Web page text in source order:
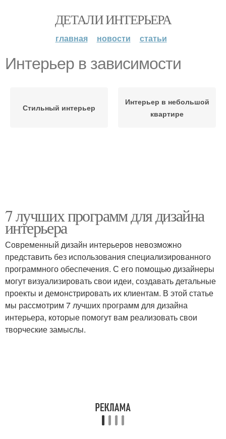
ДЕТАЛИ ИНТЕРЬЕРА
главная новости статьи
Интерьер в зависимости
Стильный интерьер
Интерьер в небольшой
квартире
7 лучших программ для дизайна
интерьера
Современный дизайн интерьеров невозможно
представить без использования специализированного
программного обеспечения. С его помощью дизайнеры
могут визуализировать свои идеи, создавать детальные
проекты и демонстрировать их клиентам. В этой статье
мы рассмотрим 7 лучших программ для дизайна
интерьера, которые помогут вам реализовать свои
творческие замыслы.